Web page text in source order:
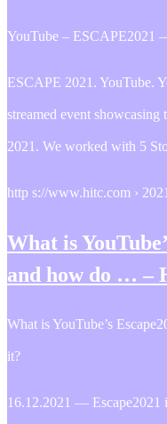
YouTube – ESCAPE2021
ESCAPE 2021. YouTube.
streamed event
2021. We worked with 5
http s://www.hitc.com ›
What is
and how do … –
What is YouTube’s
it?
16.12.2021 — Escape2021